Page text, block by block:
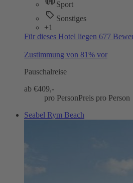
Sport
Sonstiges
+1
Für dieses Hotel liegen 677
Zustimmung von 81% vor
Pauschalreise
ab €409,-
pro PersonPreis pro Person
Seabel Rym Beach